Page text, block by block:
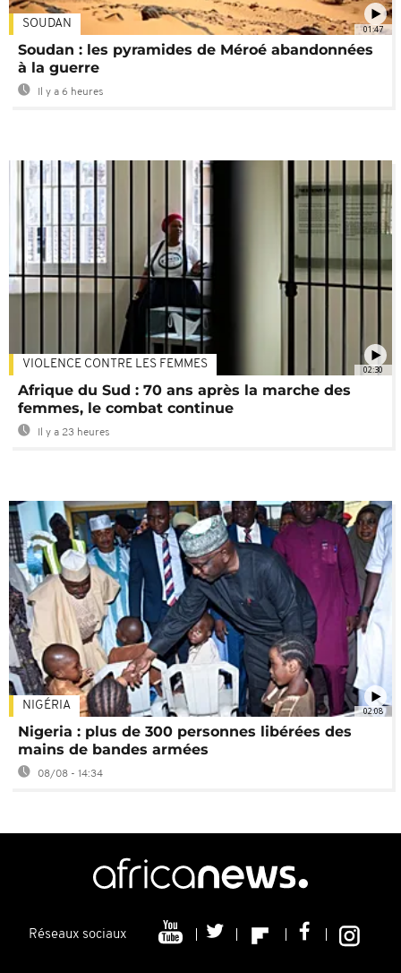
01:47
SOUDAN
Soudan : les pyramides de Méroé abandonnées
à la guerre
Il y a 6 heures
02:30
VIOLENCE CONTRE LES FEMMES
Afrique du Sud : 70 ans après la marche des
femmes, le combat continue
Il y a 23 heures
02:08
NIGÉRIA
Nigeria : plus de 300 personnes libérées des
mains de bandes armées
08/08 - 14:34
Réseaux sociaux